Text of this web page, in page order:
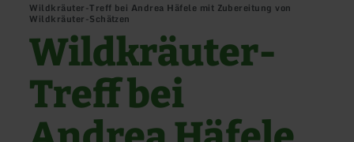
Wildkräuter-Treff bei Andrea Häfele mit Zubereitung von
Wildkräuter-Schätzen
Wildkräuter-
Treff bei